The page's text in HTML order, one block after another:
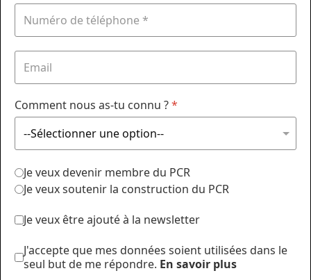
Comment nous as-tu connu ?*
Je veux devenir membre du PCR
Je veux soutenir la construction du PCR
Je veux être ajouté à la newsletter
J'accepte que mes données soient utilisées dans le
seul but de me répondre. En savoir plus